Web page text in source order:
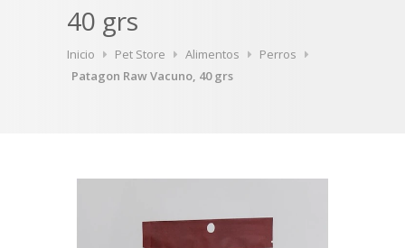
40 grs
Inicio Pet Store Alimentos
Perros
Patagon Raw Vacuno, 40 grs